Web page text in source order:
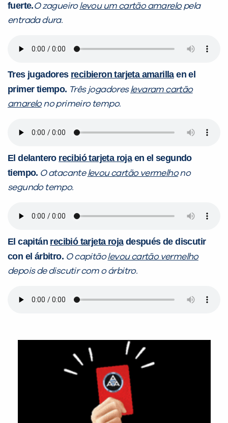
fuerte.O zagueirolevou um cartão amarelopela
entrada dura.
Tres jugadores recibieron tarjeta amarillaen el
primer tiempo. Três jogadoreslevaram cartão
amarelono primeiro tempo.
El delantero recibió tarjeta rojaen el segundo
tiempo. O atacantelevou cartão vermelhono
segundo tempo.
El capitán recibió tarjeta rojadespués de discutir
con el árbitro. O capitãolevou cartão vermelho
depois de discutir com o árbitro.